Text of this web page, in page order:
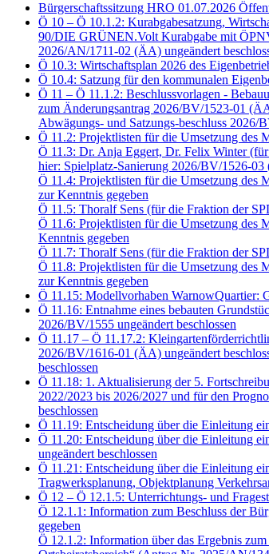
Bürgerschaftssitzung HRO 01.07.2026
Ö 10 – Ö 10.1.2: Kurabgabesatzung,
90/DIE GRÜNEN.Volt Kurabgabe mit
2026/AN/1711-02 (ÄA) ungeändert
Ö 10.3: Wirtschaftsplan 2026 des
Ö 10.4: Satzung für den kommunalen
Ö 11 – Ö 11.1.2: Beschlussvorlagen -
zum Änderungsantrag 2026/BV/1523-01
Abwägungs- und Satzungs-beschluss
Ö 11.2: Projektlisten für die Umsetzung des
Ö 11.3: Dr. Anja Eggert, Dr. Felix Winter
hier: Spielplatz-Sanierung 2026/BV/1526-03
Ö 11.4: Projektlisten für die Umsetzung
zur Kenntnis gegeben
Ö 11.5: Thoralf Sens (für die Fraktion der
Ö 11.6: Projektlisten für die Umsetzung
Kenntnis gegeben
Ö 11.7: Thoralf Sens (für die Fraktion der
Ö 11.8: Projektlisten für die Umsetzung
zur Kenntnis gegeben
Ö 11.15: Modellvorhaben WarnowQuartier:
Ö 11.16: Entnahme eines bebauten
2026/BV/1555 ungeändert beschlossen
Ö 11.17 – Ö 11.17.2:
2026/BV/1616-01 (ÄA) ungeändert
beschlossen
Ö 11.18: 1. Aktualisierung der 5.
2022/2023 bis 2026/2027 und für den
beschlossen
Ö 11.19: Entscheidung über die Einleitung
Ö 11.20: Entscheidung über die Einleitung
ungeändert beschlossen
Ö 11.21: Entscheidung über die Einleitung
Tragwerksplanung, Objektplanung
Ö 12 – Ö 12.1.5: Unterrichtungs- und
Ö 12.1.1: Information zum Beschluss der
gegeben
Ö 12.1.2: Information über das Ergebnis